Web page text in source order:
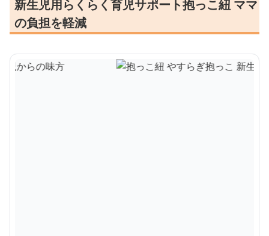
新生児用らくらく育児サポート抱っこ紐 ママ
の負担を軽減